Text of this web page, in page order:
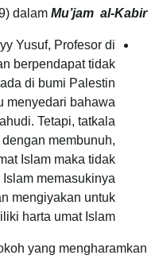
dalam Mu’jam al-Kabir
Yusuf, Profesor di
berpendapat tidak
di bumi Palestin
menyedari bahawa
Tetapi, tatkala
membunuh,
Islam maka tidak
memasukinya
mengiyakan untuk
harta umat Islam.
yang mengharamkan